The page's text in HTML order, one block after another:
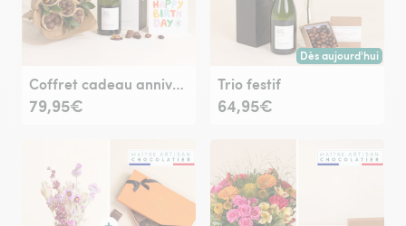
Coffret cadeau anniversaire premium
79,95€
Dès aujourd'hui
Livraison dès
Trio festif
64,95€